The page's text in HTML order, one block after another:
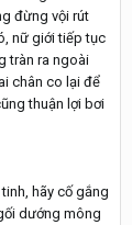
đừng vội rút
nữ giới tiếp tục
tràn ra ngoài
chân co lại để
thuận lợi bơi
hãy cố gắng
dướng mông